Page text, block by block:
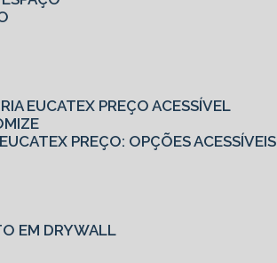
EUCATEX PREÇO ACESSÍVEL
EUCATEX PREÇO: OPÇÕES ACESSÍVEIS
EM DRYWALL